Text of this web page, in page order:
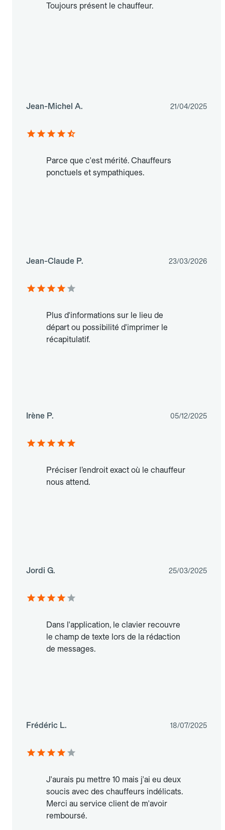
Toujours présent le chauffeur.
Jean-Michel A. 21/04/2025
Parce que c'est mérité. Chauffeurs
ponctuels et sympathiques.
Jean-Claude P. 23/03/2026
Plus d'informations sur le lieu de
départ ou possibilité d'imprimer le
récapitulatif.
Irène P. 05/12/2025
Préciser l’endroit exact où le chauffeur
nous attend.
Jordi G. 25/03/2025
Dans l'application, le clavier recouvre
le champ de texte lors de la rédaction
de messages.
Frédéric L. 18/07/2025
J'aurais pu mettre 10 mais j'ai eu deux
soucis avec des chauffeurs indélicats.
Merci au service client de m'avoir
remboursé.